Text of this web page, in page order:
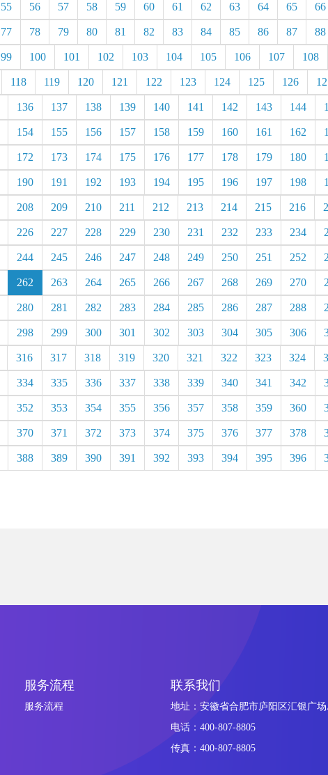
55 56 57 58 59 60 61 62 63 64 65 66
77 78 79 80 81 82 83 84 85 86 87 88
99 100 101 102 103 104 105 106 107 108
118 119 120 121 122 123 124 125 126
136 137 138 139 140 141 142 143 144
154 155 156 157 158 159 160 161 162
172 173 174 175 176 177 178 179 180
190 191 192 193 194 195 196 197 198
208 209 210 211 212 213 214 215 216
226 227 228 229 230 231 232 233 234
244 245 246 247 248 249 250 251 252
262 263 264 265 266 267 268 269 270
280 281 282 283 284 285 286 287 288
298 299 300 301 302 303 304 305 306
316 317 318 319 320 321 322 323 324
334 335 336 337 338 339 340 341 342
352 353 354 355 356 357 358 359 360
370 371 372 373 374 375 376 377 378
388 389 390 391 392 393 394 395 396
服务流程
服务流程
联系我们
地址：安徽省合肥市庐阳区汇银广场
电话：400-807-8805
传真：400-807-8805